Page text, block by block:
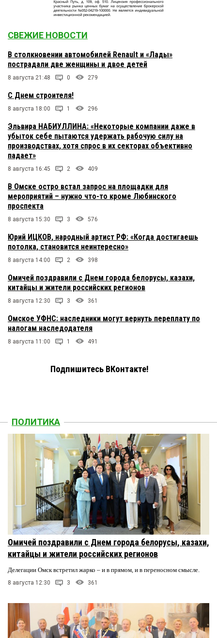
СВЕЖИЕ НОВОСТИ
В столкновении автомобилей Renault и «Лады»
пострадали две женщины и двое детей
8 августа 21:48 0 279
С Днем строителя!
8 августа 18:00 1 296
Эльвира НАБИУЛЛИНА: «Некоторые компании даже в
убыток себе пытаются удержать рабочую силу на
производствах, хотя спрос в их секторах объективно
падает»
8 августа 16:45 2 409
В Омске остро встал запрос на площадки для
мероприятий – нужно что-то кроме Любинского
проспекта
8 августа 15:30 3 576
Юрий ИЦКОВ, народный артист РФ: «Когда достигаешь
потолка, становится неинтересно»
8 августа 14:00 2 398
Омичей поздравили с Днем города белорусы, казахи,
китайцы и жители российских регионов
8 августа 12:30 3 361
Омское УФНС: наследники могут вернуть переплату по
налогам наследодателя
8 августа 11:00 1 491
Подпишитесь ВКонтакте!
ПОЛИТИКА
Омичей поздравили с Днем города белорусы, казахи,
китайцы и жители российских регионов
Делегации Омск встретил жарко – и в прямом, и в переносном смысле.
8 августа 12:30 3 361